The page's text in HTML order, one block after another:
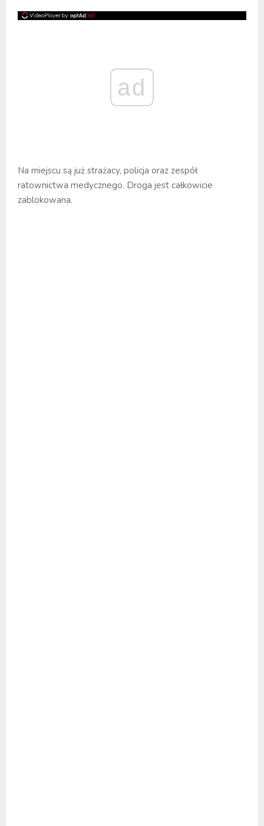
ad
Na miejscu są już strażacy, policja oraz zespół
ratownictwa medycznego. Droga jest całkowicie
zablokowana.